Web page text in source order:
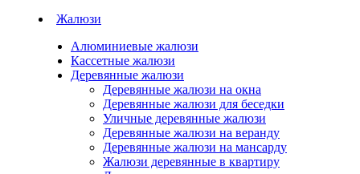
Жалюзи
Алюминиевые жалюзи
Кассетные жалюзи
Деревянные жалюзи
Деревянные жалюзи на окна
Деревянные жалюзи для беседки
Уличные деревянные жалюзи
Деревянные жалюзи на веранду
Деревянные жалюзи на мансарду
Жалюзи деревянные в квартиру